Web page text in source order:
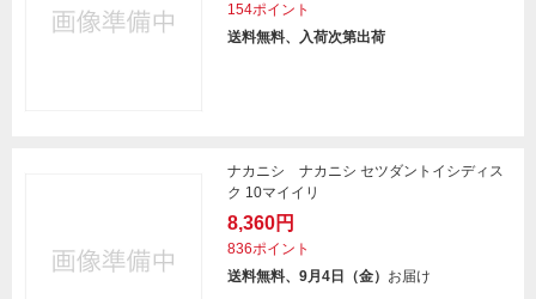
154ポイント
送料無料、入荷次第出荷
ナカニシ ナカニシ セツダントイシディス
ク 10マイイリ
8,360円
836ポイント
送料無料、9月4日（金） お届け